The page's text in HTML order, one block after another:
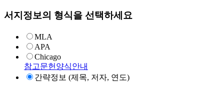
서지정보의 형식을 선택하세요
MLA
APA
Chicago
참고문헌양식안내
간략정보 (제목, 저자, 연도)